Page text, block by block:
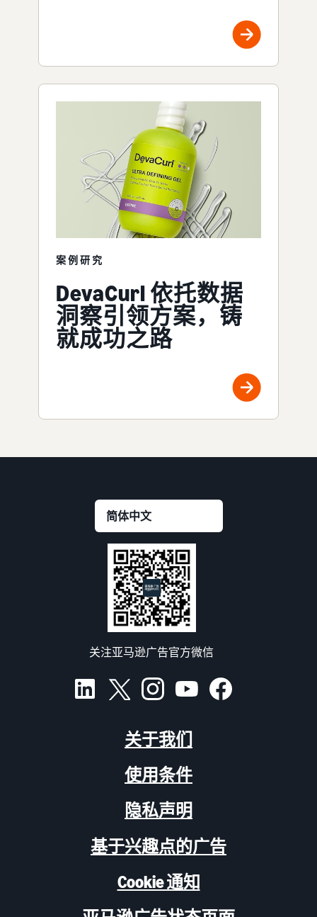
案例研究
DevaCurl 依托数据
洞察引领方案，铸
就成功之路
关注亚马逊广告官方微信
关于我们
使用条件
隐私声明
基于兴趣点的广告
Cookie 通知